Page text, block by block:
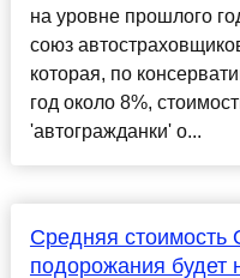
на уровне прошлого
союз
которая, по
год около 8%,
'автогражданки' о...
Средняя
подорожания будет